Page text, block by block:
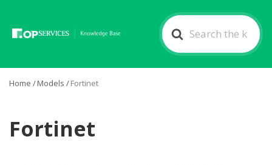
Search
For
Home /Models /Fortinet
Fortinet